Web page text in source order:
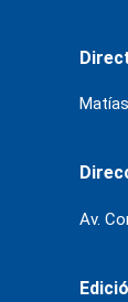
Av.